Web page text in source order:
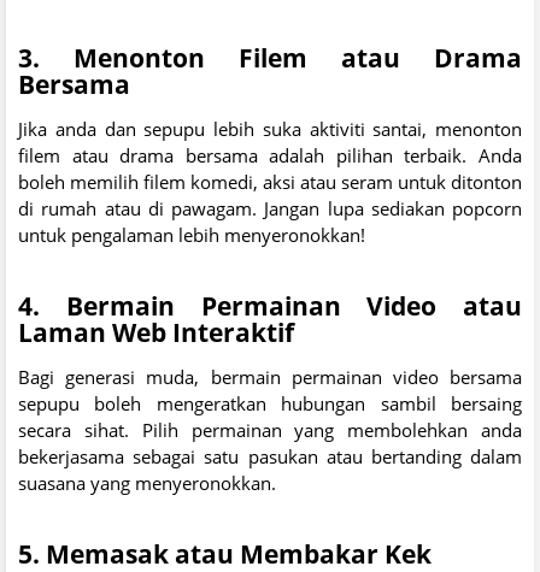
3. Menonton Filem atau Drama
Bersama
Jika anda dan sepupu lebih suka aktiviti santai, menonton
filem atau drama bersama adalah pilihan terbaik. Anda
boleh memilih filem komedi, aksi atau seram untuk ditonton
di rumah atau di pawagam. Jangan lupa sediakan popcorn
untuk pengalaman lebih menyeronokkan!
4. Bermain Permainan Video atau
Laman Web Interaktif
Bagi generasi muda, bermain permainan video bersama
sepupu boleh mengeratkan hubungan sambil bersaing
secara sihat. Pilih permainan yang membolehkan anda
bekerjasama sebagai satu pasukan atau bertanding dalam
suasana yang menyeronokkan.
5. Memasak atau Membakar Kek